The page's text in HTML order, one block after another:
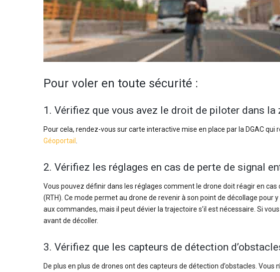
Pour voler en toute sécurité :
1. Vérifiez que vous avez le droit de piloter dans la
Pour cela, rendez-vous sur carte interactive mise en place par la DGAC
Géoportail
2. Vérifiez les réglages en cas de perte de signal
Vous pouvez définir dans les réglages comment le drone doit réagir en
(RTH). Ce mode permet au drone de revenir à son point de décollage
aux commandes, mais il peut dévier la trajectoire s’il est nécessaire. Si
avant de décoller.
3. Vérifiez que les capteurs de détection
De plus en plus de drones ont des capteurs de détection d’obstacles. Vous